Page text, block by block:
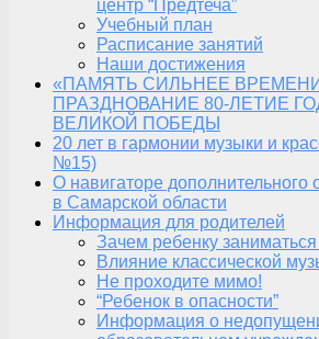
центр “Предтеча”
Учебный план
Расписание занятий
Наши достижения
«ПАМЯТЬ СИЛЬНЕЕ
ПРАЗДНОВАНИЕ 80-ЛЕТИЕ
ВЕЛИКОЙ ПОБЕДЫ
20 лет в гармонии музыки и
№15)
О навигаторе дополнительного
в Самарской области
Информация для родителей
Зачем ребенку
Влияние классической
Не проходите мимо!
“Ребенок в опасности”
Информация о